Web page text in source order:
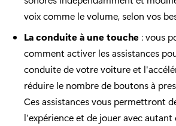
voix comme le volume, selon vos
La conduite à une touche : vous
comment activer les assistances
conduite de votre voiture et
réduire le nombre de boutons à
Ces assistances vous permettront
l'expérience et de jouer avec autant